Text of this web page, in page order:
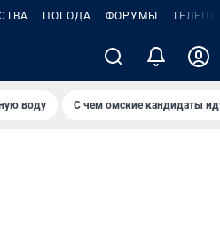
ПОГОДА ФОРУМЫ
воду С чем омские кандидаты